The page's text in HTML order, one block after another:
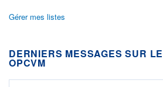
Gérer mes listes
DERNIERS MESSAGES SUR
OPCVM